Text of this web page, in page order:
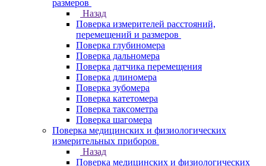
размеров
Назад
Поверка измерителей расстояний,
перемещений и размеров
Поверка глубиномера
Поверка дальномера
Поверка датчика перемещения
Поверка длиномера
Поверка зубомера
Поверка катетомера
Поверка таксометра
Поверка шагомера
Поверка медицинских и физиологических
измерительных приборов
Назад
Поверка медицинских и физиологических